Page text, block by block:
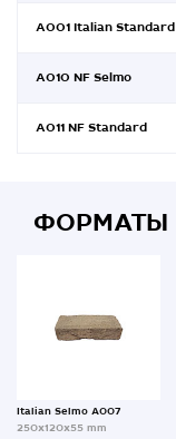
A001 Italian Standard
A010 NF Selmo
A011 NF Standard
ФОРМАТЫ
Italian Selmo A007
250x120x55 mm